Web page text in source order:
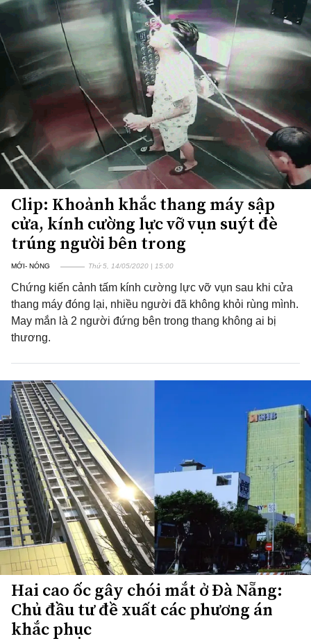
Clip: Khoảnh khắc thang máy sập
cửa, kính cường lực vỡ vụn suýt đè
trúng người bên trong
MỚI- NÓNG Thứ 5, 14/05/2020 | 15:00
Chứng kiến cảnh tấm kính cường lực vỡ vụn sau khi cửa
thang máy đóng lại, nhiều người đã không khỏi rùng mình.
May mắn là 2 người đứng bên trong thang không ai bị
thương.
Hai cao ốc gây chói mắt ở Đà Nẵng:
Chủ đầu tư đề xuất các phương án
khắc phục